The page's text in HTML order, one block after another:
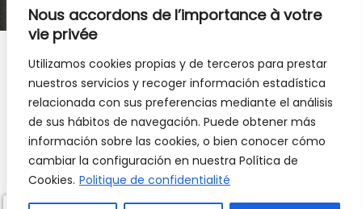
Nous accordons de l’importance à votre
vie privée
Utilizamos cookies propias y de terceros para prestar
nuestros servicios y recoger información estadística
relacionada con sus preferencias mediante el análisis
de sus hábitos de navegación. Puede obtener más
información sobre las cookies, o bien conocer cómo
cambiar la configuración en nuestra Política de
Cookies. Politique de confidentialité